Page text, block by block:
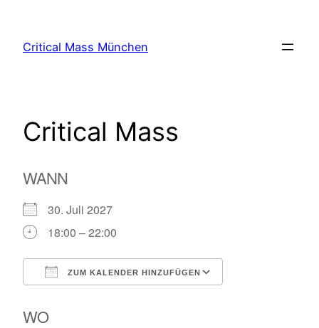
springen
Critical Mass München
Critical Mass
WANN
30. Juli 2027
18:00 – 22:00
ZUM KALENDER HINZUFÜGEN
WO